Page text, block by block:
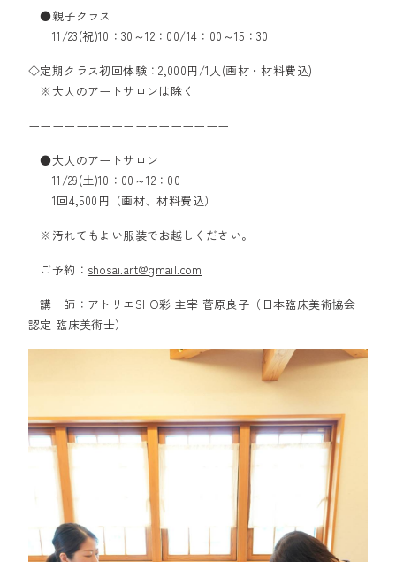
●親子クラス
11/23(祝)10：30～12：00/14：00～15：30
◇定期クラス初回体験：2,000円/1人(画材・材料費込)
※大人のアートサロンは除く
ーーーーーーーーーーーーーーーーー
●大人のアートサロン
11/29(土)10：00～12：00
1回4,500円（画材、材料費込）
※汚れてもよい服装でお越しください。
ご予約： shosai.art@gmail.com
講 師：アトリエSHO彩 主宰 菅原良子（日本臨床美術協会
認定 臨床美術士）